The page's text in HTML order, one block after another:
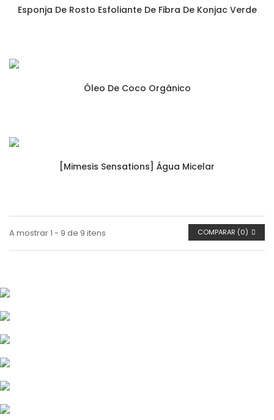
Esponja De Rosto Esfoliante De Fibra De Konjac Verde
Óleo De Coco Orgânico
[Mimesis Sensations] Água Micelar
COMPARAR (0)
A mostrar 1 - 9 de 9 itens